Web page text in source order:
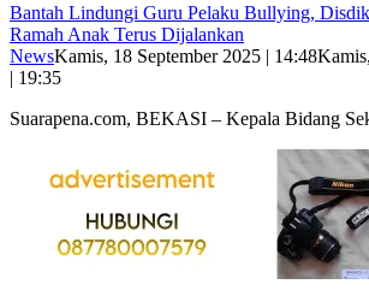
Bantah Lindungi Guru Pelaku Bullying,
Ramah Anak Terus Dijalankan
NewsKamis, 18 September 2025 | 14:48
| 19:35
Suarapena.com, BEKASI – Kepala Bidang